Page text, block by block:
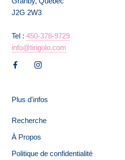
J2G 2W3
Tel : 450-378-9729
info@tirigolo.com
Plus d'infos
Recherche
À Propos
Politique de confidentialité